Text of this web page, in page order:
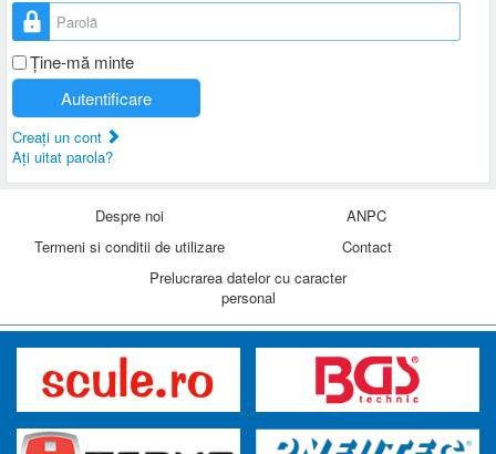
Parolă
Ţine-mă minte
Autentificare
Creaţi un cont
Aţi uitat parola?
Despre noi
ANPC
Termeni si conditii de utilizare
Contact
Prelucrarea datelor cu caracter
personal